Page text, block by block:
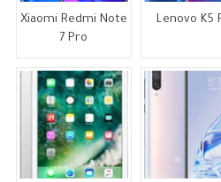
Xiaomi Redmi Note
7 Pro
Lenovo K5